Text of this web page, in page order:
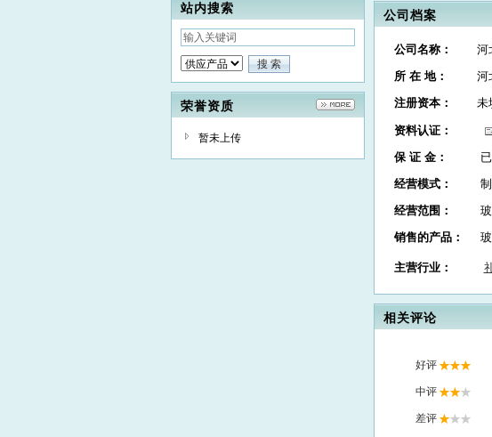
站内搜索
荣誉资质
暂未上传
公司档案
公司名称： 河
所 在 地：
河
注册资本：
未
资料认证：
保 证 金：
经营模式：
经营范围：
销售的产品：
主营行业：
相关评论